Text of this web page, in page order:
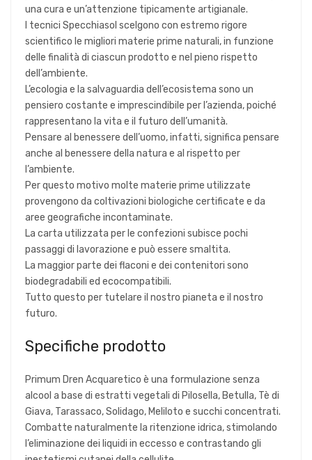
una cura e un’attenzione tipicamente artigianale.
I tecnici Specchiasol scelgono con estremo rigore
scientifico le migliori materie prime naturali, in funzione
delle finalità di ciascun prodotto e nel pieno rispetto
dell’ambiente.
L’ecologia e la salvaguardia dell’ecosistema sono un
pensiero costante e imprescindibile per l’azienda, poiché
rappresentano la vita e il futuro dell’umanità.
Pensare al benessere dell’uomo, infatti, significa pensare
anche al benessere della natura e al rispetto per
l’ambiente.
Per questo motivo molte materie prime utilizzate
provengono da coltivazioni biologiche certificate e da
aree geografiche incontaminate.
La carta utilizzata per le confezioni subisce pochi
passaggi di lavorazione e può essere smaltita.
La maggior parte dei flaconi e dei contenitori sono
biodegradabili ed ecocompatibili.
Tutto questo per tutelare il nostro pianeta e il nostro
futuro.
Specifiche prodotto
Primum Dren Acquaretico è una formulazione senza
alcool a base di estratti vegetali di Pilosella, Betulla, Tè di
Giava, Tarassaco, Solidago, Meliloto e succhi concentrati.
Combatte naturalmente la ritenzione idrica, stimolando
l’eliminazione dei liquidi in eccesso e contrastando gli